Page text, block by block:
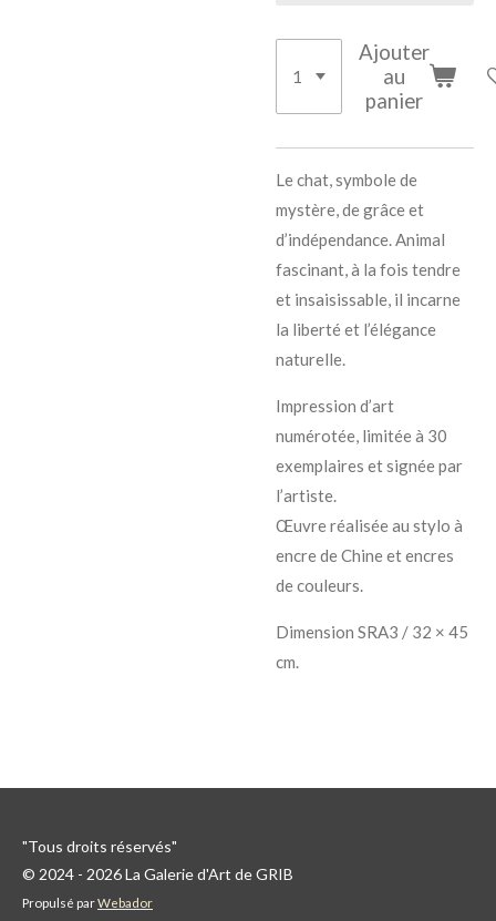
Ajouter
au
panier
Le chat, symbole de
mystère, de grâce et
d’indépendance. Animal
fascinant, à la fois tendre
et insaisissable, il incarne
la liberté et l’élégance
naturelle.
Impression d’art
numérotée, limitée à 30
exemplaires et signée par
l’artiste.
Œuvre réalisée au stylo à
encre de Chine et encres
de couleurs.
Dimension SRA3 / 32 × 45
cm.
"Tous droits réservés"
© 2024 - 2026 La Galerie d'Art de GRIB
Propulsé parWebador